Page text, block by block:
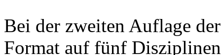
Bei der zweiten Auflage
Format auf fünf